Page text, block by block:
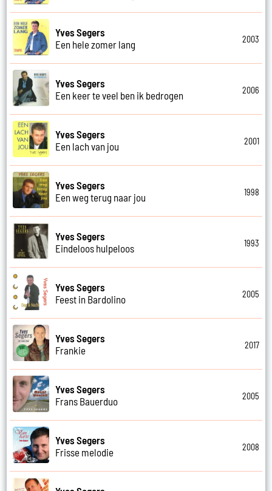
Yves Segers
Een hele zomer lang
2003
Yves Segers
Een keer te veel ben ik bedrogen
2006
Yves Segers
Een lach van jou
2001
Yves Segers
Een weg terug naar jou
1998
Yves Segers
Eindeloos hulpeloos
1993
Yves Segers
Feest in Bardolino
2005
Yves Segers
Frankie
2017
Yves Segers
Frans Bauerduo
2005
Yves Segers
Frisse melodie
2008